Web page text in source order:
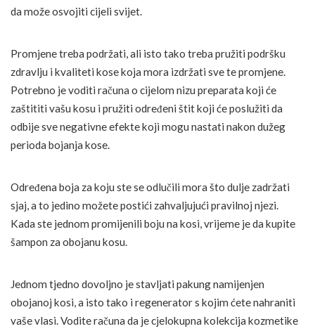
da može osvojiti cijeli svijet.
Promjene treba podržati, ali isto tako treba pružiti podršku
zdravlju i kvaliteti kose koja mora izdržati sve te promjene.
Potrebno je voditi računa o cijelom nizu preparata koji će
zaštititi vašu kosu i pružiti određeni štit koji će poslužiti da
odbije sve negativne efekte koji mogu nastati nakon dužeg
perioda bojanja kose.
Određena boja za koju ste se odlučili mora što dulje zadržati
sjaj, a to jedino možete postići zahvaljujući pravilnoj njezi.
Kada ste jednom promijenili boju na kosi, vrijeme je da kupite
šampon za obojanu kosu.
Jednom tjedno dovoljno je stavljati pakung namijenjen
obojanoj kosi, a isto tako i regenerator s kojim ćete nahraniti
vaše vlasi. Vodite računa da je cjelokupna kolekcija kozmetike